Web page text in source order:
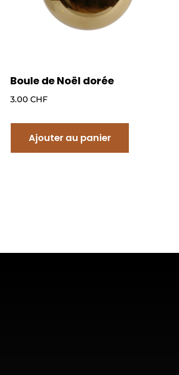
Boule de Noël dorée
3.00 CHF
Ajouter au panier